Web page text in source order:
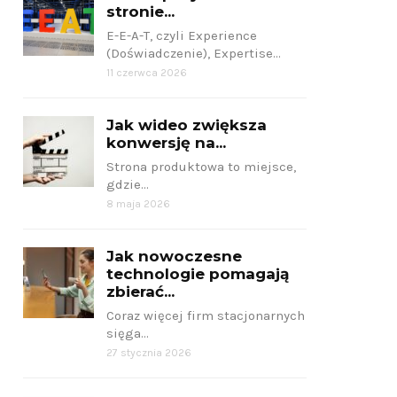
Jak stworzyć
stronę
stronie...
E-E-A-T, czyli Experience
(Doświadczenie), Expertise…
11 czerwca 2026
Jak wideo zwiększa
konwersję na...
Strona produktowa to miejsce,
gdzie…
8 maja 2026
Jak nowoczesne
technologie pomagają
zbierać...
Coraz więcej firm stacjonarnych
sięga…
27 stycznia 2026